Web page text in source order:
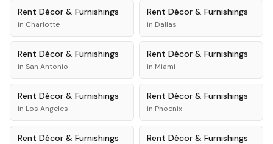
Rent Décor & Furnishings
in Charlotte
Rent Décor & Furnishings
in Dallas
Rent Décor & Furnishings
in San Antonio
Rent Décor & Furnishings
in Miami
Rent Décor & Furnishings
in Los Angeles
Rent Décor & Furnishings
in Phoenix
Rent Décor & Furnishings Rent Décor & Furnishings